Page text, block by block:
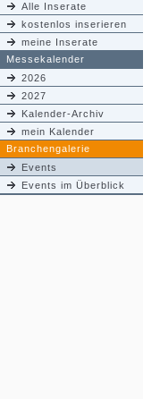
Alle Inserate
kostenlos inserieren
meine Inserate
Messekalender
2026
2027
Kalender-Archiv
mein Kalender
Branchengalerie
Events
Events im Überblick